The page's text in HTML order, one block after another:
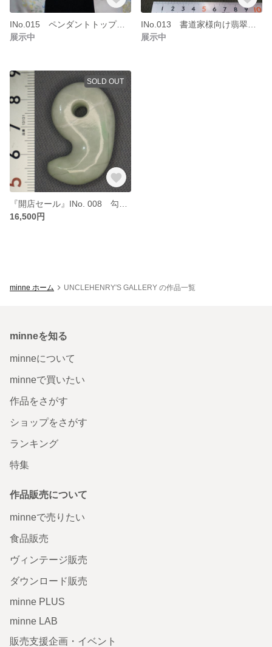
INo.015 ペンダントトップ 糸魚川ヒスイ 金山谷
展示中
展示中
SOLD OUT
16,500円
minne ホーム UNCLEHENRY'S GALLERY の作品一覧
minneを知る
minneについて
minneで買いたい
作品をさがす
ショップをさがす
ランキング
特集
作品販売について
minneで売りたい
食品販売
ヴィンテージ販売
ダウンロード販売
minne PLUS
minne LAB
販売支援企画・イベント